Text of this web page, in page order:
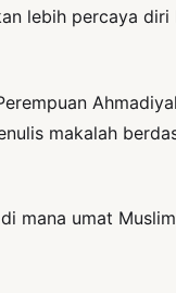
lebih percaya
makalah
mana umat